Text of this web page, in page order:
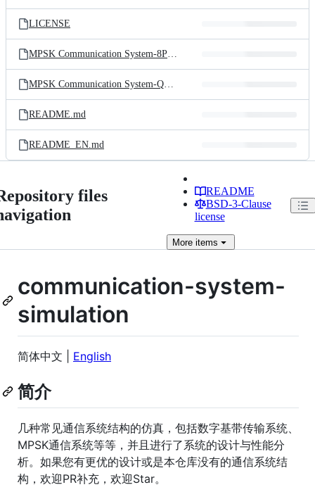
LICENSE
MPSK Communication System-8PSK.md
MPSK Communication System-QPSK.md
README.md
README_EN.md
files
README
BSD-3-Clause
license
Moreitems
communication-system-
simulation
简体中文 | English
简介
几种常见通信系统结构的仿真，包括数字基带传输系统、
MPSK通信系统等等，并且进行了系统的设计与性能分
析。如果您有更优的设计或是本仓库没有的通信系统结
构，欢迎PR补充，欢迎Star。